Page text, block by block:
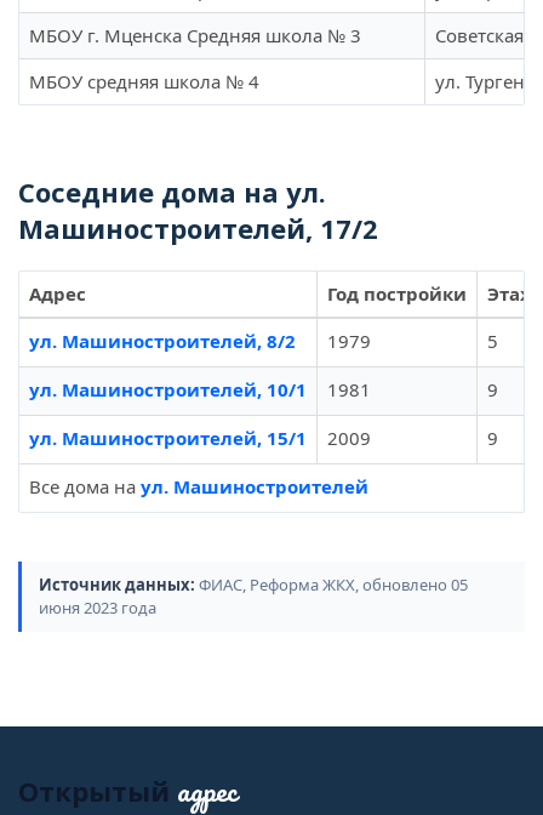
МБОУ г. Мценска Средняя школа № 3
Советская
МБОУ средняя школа № 4
ул.
Соседние дома на ул.
Машиностроителей, 17/2
Адрес Год постройки
ул. Машиностроителей, 8/2
1979
5
ул. Машиностроителей, 10/1
1981
9
ул. Машиностроителей, 15/1
2009
9
Все дома на ул. Машиностроителей
Источник данных: ФИАС, Реформа ЖКХ, обновлено 05
июня 2023 года
Открытый адрес